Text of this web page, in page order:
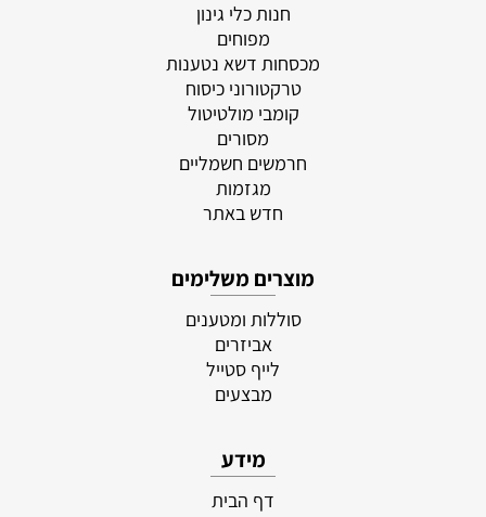
חנות כלי גינון
מפוחים
מכסחות דשא נטענות
טרקטורוני כיסוח
קומבי מולטיטול
מסורים
חרמשים חשמליים
מגזמות
חדש באתר
מוצרים משלימים
סוללות ומטענים
אביזרים
לייף סטייל
מבצעים
מידע
דף הבית